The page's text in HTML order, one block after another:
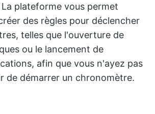
plateforme vous permet
des règles pour déclencher
telles que l'ouverture de
ou le lancement de
afin que vous n'ayez pas
de démarrer un chronomètre.